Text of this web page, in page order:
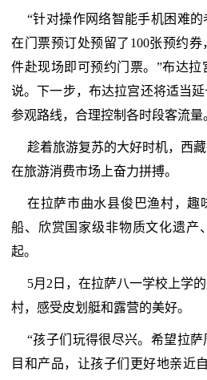
“针对操作网络智能手机困难
在门票预订处预留了100张预约
件赴现场即可预约门票。”布达
说。下一步，布达拉宫还将适当
参观路线，合理控制各时段客流量
趁着旅游复苏的大好时机，西
在旅游消费市场上奋力拼搏。
在拉萨市曲水县俊巴渔村，趣
船、欣赏国家级非物质文化遗产
起。
5月2日，在拉萨八一学校上学
村，感受皮划艇和露营的美好。
“孩子们玩得很尽兴。希望拉
目和产品，让孩子们更好地亲近